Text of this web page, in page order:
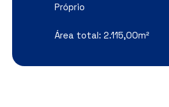
Próprio
Área total: 2.115,00m²